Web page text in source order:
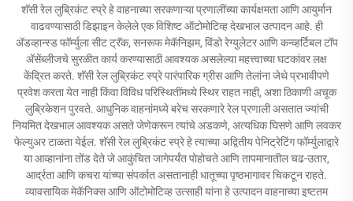
शॅसी रेल लुब्रिकंट स्प्रे हे वाहनाच्या सरकणाऱ्या प्रणालींच्या कार्यक्षमता आणि आयुर्मान
वाढवण्यासाठी डिझाइन केलेले एक विशिष्ट ऑटोमोटिव्ह देखभाल उत्पादन आहे. ही
अ‍ॅडव्हान्स्ड फॉर्म्युला सीट ट्रॅक, सनरूफ मेकॅनिझम, विंडो रेग्युलेटर आणि कन्व्हर्टिबल टॉप
अ‍ॅसेंब्लीजचे सुरळीत कार्य करण्यासाठी आवश्यक असलेल्या महत्त्वाच्या घटकांवर लक्ष
केंद्रित करते. शॅसी रेल लुब्रिकंट स्प्रे पारंपारिक ग्रीस आणि तेलांना जेथे प्रभावीपणे
प्रवेश करता येत नाही किंवा विविध परिस्थितींमध्ये स्थिर राहत नाही, अशा ठिकाणी अचूक
लुब्रिकेशन पुरवते. आधुनिक वाहनांमध्ये बरेच सरकणारे रेल प्रणाली असतात ज्यांची
नियमित देखभाल आवश्यक असते जेणेकरून त्यांचे अडकणे, अत्यधिक घिसणे आणि लवकर
फेल्युअर टाळता येईल. शॅसी रेल लुब्रिकंट स्प्रे हे त्याच्या अद्वितीय पेनिट्रेटिंग फॉर्म्युलाद्वारे
या आव्हानांना तोंड देते जे आकुंचित जागेपर्यंत पोहोचते आणि तापमानातील चढ-उतार,
आर्द्रता आणि कचरा यांच्या संपर्कात असतानाही धातूच्या पृष्ठभागावर चिकटून राहते.
व्यावसायिक मेकॅनिक्स आणि ऑटोमोटिव्ह उत्साही यांना हे उत्पादन वाहनाच्या इष्टतम